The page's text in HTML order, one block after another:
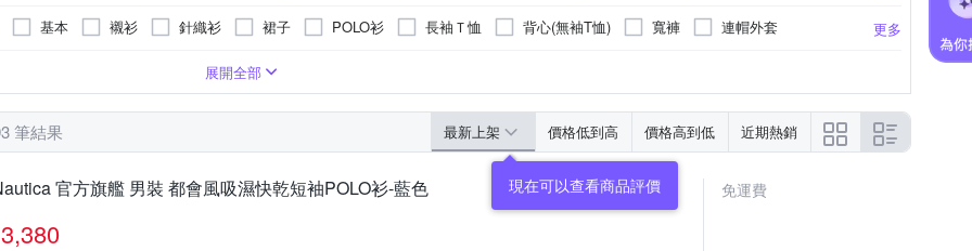
Dailo
Dreamming EDWIN Emilio Valentino 范倫鐵諾 earth music & ecology
ETBOITE 箱子
K.W.
KeyWear 奇威名品 La belleza LANNI 藍尼 LEVIS LUNG.L 林佳樺
MOCO
MEDUSA 曼度莎
MYVEGA 麥雪爾 MoonDy
NAUTICA
ROBERTA 諾貝達 Roots
YVONNE 以旺傢飾
初色 米蘭精品 其他品牌 設計所在
更多
基本 襯衫 針織衫 裙子 POLO衫 長袖Ｔ恤 背心(無袖T恤) 寬褲
連帽外套
針織外套 褲套裝
腰帶/皮帶 2~5cm(中款)
髮圈/髮束 小可愛 髮夾 防曬外套 西裝外套 風衣
圓框
口褲
內搭褲 領結 圍巾
刷毛外套
3XL 4XL
41腰
格紋
直筒 短版
太陽眼鏡/墨鏡
絲
展開全部
筆結果 最新上架 價格低到高 價格高到低 近期熱銷
官方旗艦 男裝 都會風吸濕快乾短袖POLO衫-藍色
3,380
免運費